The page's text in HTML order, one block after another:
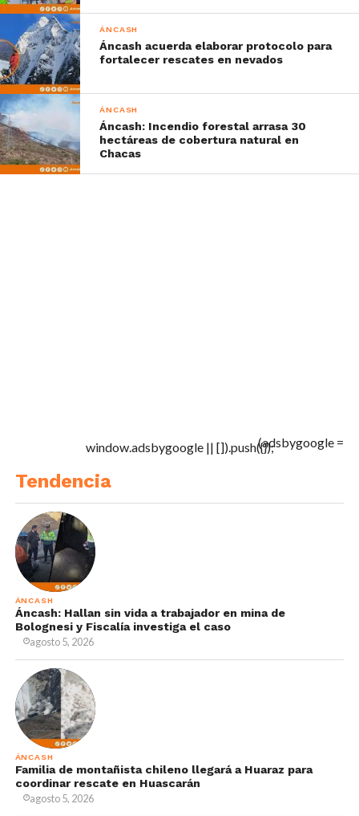
ÁNCASH
Áncash acuerda elaborar protocolo para
fortalecer rescates en nevados
ÁNCASH
Áncash: Incendio forestal arrasa 30
hectáreas de cobertura natural en
Chacas
(adsbygoogle =
window.adsbygoogle || []).push({});
Tendencia
ÁNCASH
Áncash: Hallan sin vida a trabajador en mina de
Bolognesi y Fiscalía investiga el caso
agosto 5, 2026
ÁNCASH
Familia de montañista chileno llegará a Huaraz para
coordinar rescate en Huascarán
agosto 5, 2026